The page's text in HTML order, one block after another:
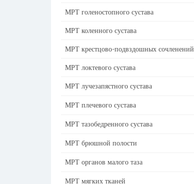
МРТ голеностопного сустава
МРТ коленного сустава
МРТ крестцово-подвздошных сочленений
МРТ локтевого сустава
МРТ лучезапястного сустава
МРТ плечевого сустава
МРТ тазобедренного сустава
МРТ брюшной полости
МРТ органов малого таза
МРТ мягких тканей